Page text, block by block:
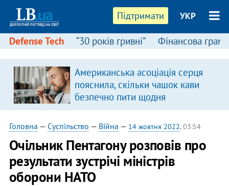
Підтримати УКР
Defense Tech “30 років гривні” Фінансова
Американська асоціація серця
пояснила, скільки чашок кави
безпечно пити щодня
Головна — Суспільство — Війна — 14 жовтня 2022, 03:54
Очільник Пентагону розповів про
результати зустрічі міністрів
оборони НАТО